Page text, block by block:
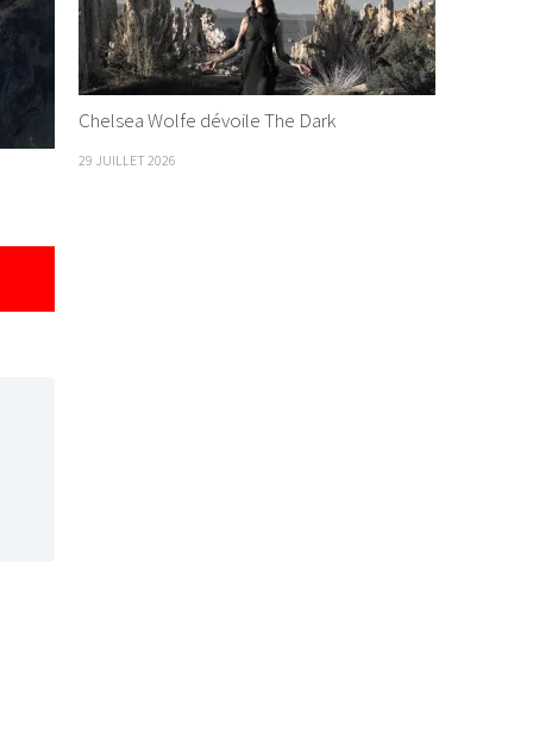
Chelsea Wolfe dévoile The Dark
29 JUILLET 2026